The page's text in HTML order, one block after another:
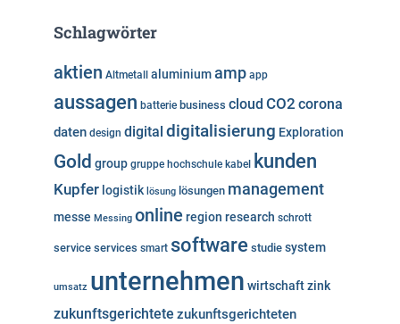
g
r
i
n
Schlagwörter
aktien Altmetall aluminiumamp app
aussagen batterie business cloud CO2 corona
daten design digital digitalisierung Exploration
Gold group gruppe hochschule kabel kunden
Kupfer logistik lösung lösungen management
messe Messing online region research schrott
service services smart software studie system
umsatz unternehmen wirtschaftzink
zukunftsgerichtete zukunftsgerichteten